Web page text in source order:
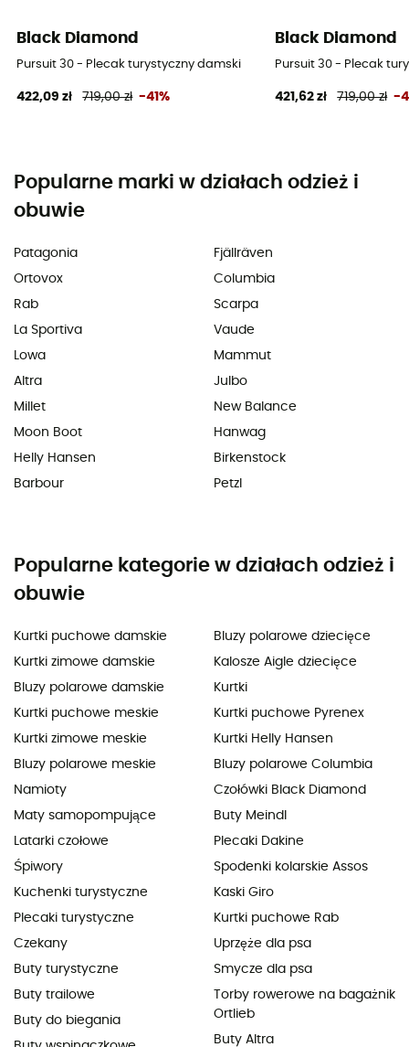
Black Diamond
Pursuit 30 - Plecak turystyczny damski
422,09 zł 719,00 zł -41%
Black Diamond
Pursuit 30 - Plecak
421,62 zł 719,00 zł -
Popularne marki w działach odzież i
obuwie
Patagonia
Ortovox
Rab
La Sportiva
Lowa
Altra
Millet
Moon Boot
Helly Hansen
Barbour
Fjällräven
Columbia
Scarpa
Vaude
Mammut
Julbo
New Balance
Hanwag
Birkenstock
Petzl
Popularne kategorie w działach odzież i
obuwie
Kurtki puchowe damskie
Kurtki zimowe damskie
Bluzy polarowe damskie
Kurtki puchowe meskie
Kurtki zimowe meskie
Bluzy polarowe meskie
Namioty
Maty samopompujące
Latarki czołowe
Śpiwory
Kuchenki turystyczne
Plecaki turystyczne
Czekany
Buty turystyczne
Buty trailowe
Buty do biegania
Bluzy polarowe dziecięce
Kalosze Aigle dziecięce
Kurtki
Kurtki puchowe Pyrenex
Kurtki Helly Hansen
Bluzy polarowe Columbia
Czołówki Black Diamond
Buty Meindl
Plecaki Dakine
Spodenki kolarskie Assos
Kaski Giro
Kurtki puchowe Rab
Uprzęże dla psa
Smycze dla psa
Torby rowerowe na bagażnik
Ortlieb
Buty Altra